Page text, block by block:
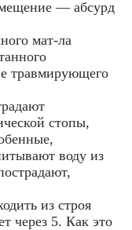
— абсурд
мат-ла
травмирующего
стопы,
воду из
из строя
через 5. Как это